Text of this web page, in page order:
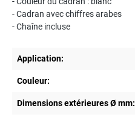
- Cadran avec chiffres arabes
- Chaîne incluse
Application:
Couleur:
Dimensions extérieures Ø mm: